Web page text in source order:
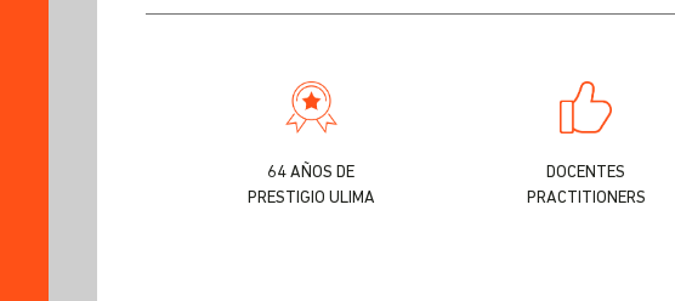
64 AÑOS DE
PRESTIGIO ULIMA
DOCENTES
PRACTITIONERS